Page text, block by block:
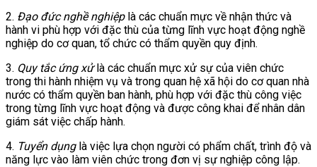
2. Đạo đức nghề nghiệplà các chuẩn mực về nhận thức và
hành vi phù hợp với đặc thù của từng lĩnh vực hoạt động nghề
nghiệp do cơ quan, tổ chức có thẩm quyền quy định.
3. Quy tắc ứng xửlà các chuẩn mực xử sự của viên chức
trong thi hành nhiệm vụ và trong quan hệ xã hội do cơ quan nhà
nước có thẩm quyền ban hành, phù hợp với đặc thù công việc
trong từng lĩnh vực hoạt động và được công khai để nhân dân
giám sát việc chấp hành.
4. Tuyển dụnglà việc lựa chọn người có phẩm chất, trình độ và
năng lực vào làm viên chức trong đơn vị sự nghiệp công lập.